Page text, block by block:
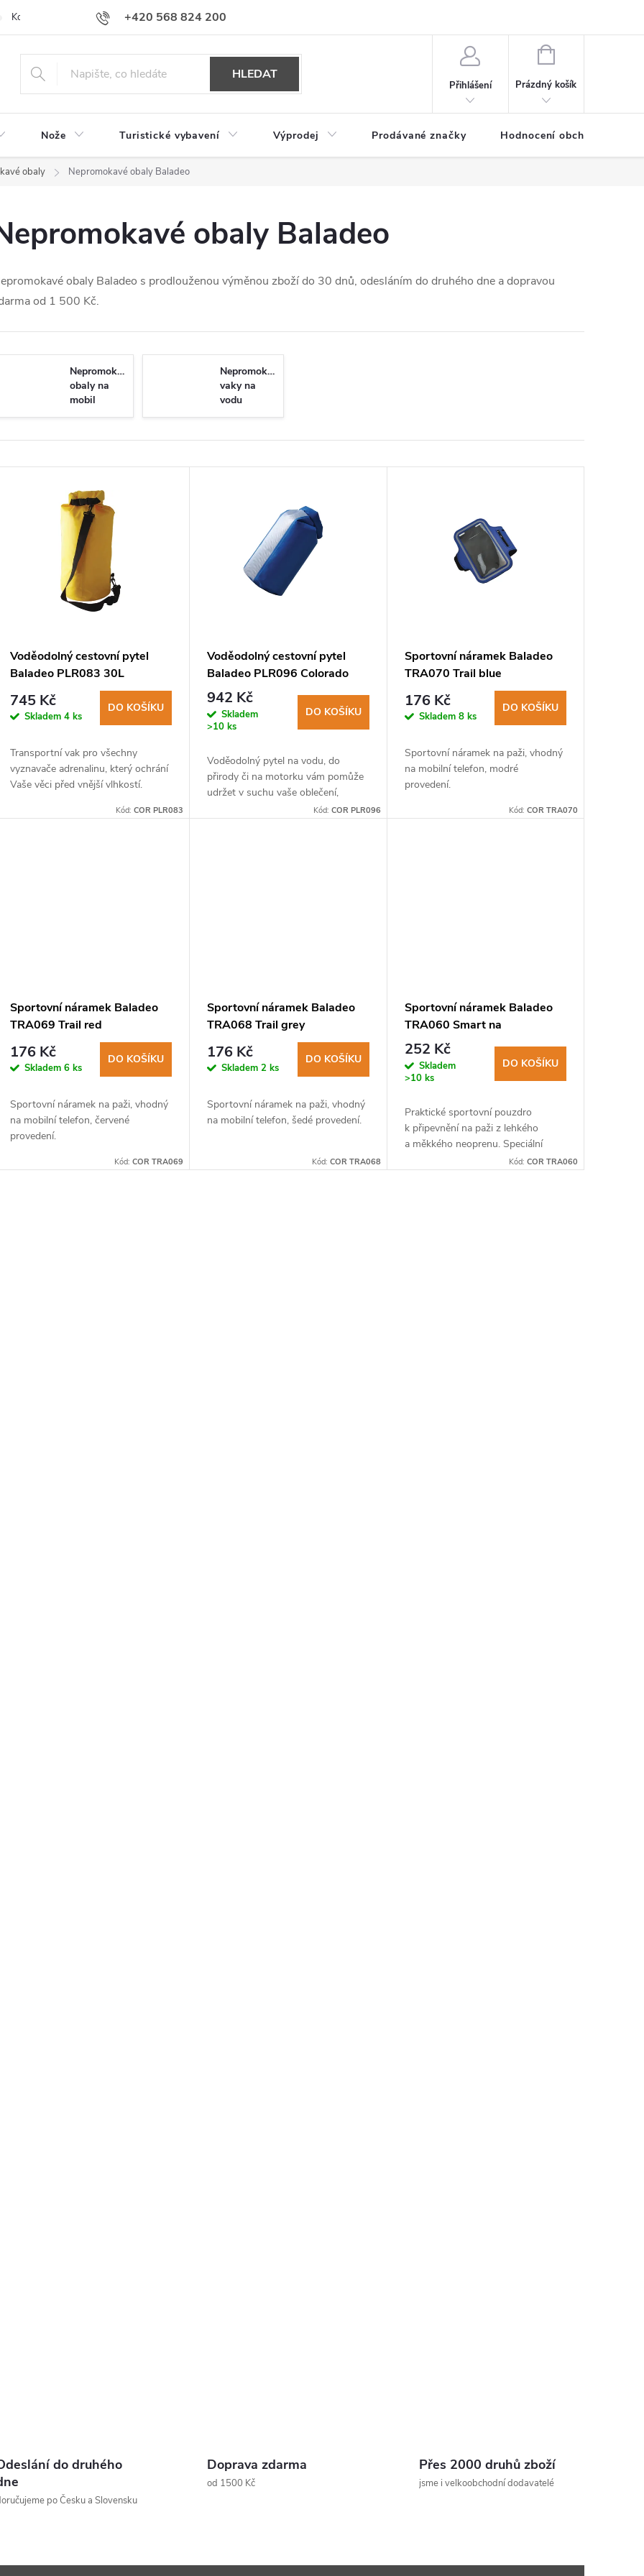
+420 568 824 200
Kontakty Doprava a platba Hodnocení obchodu
HLEDAT
Přihlášení
NÁKUPNÍ
Prázdný košík
Nože Turistické vybavení Výprodej Prodávané značky Hodnocení obchodu
obaly Nepromokavé obaly Baladeo
obaly Baladeo
obaly Baladeo s prodlouženou výměnou zboží do 30 dnů, odesláním do druhého dne a dopravou
od 1 500 Kč.
Nepromokavé
obaly na
mobil
Nepromokavé
vaky na
vodu
Voděodolný cestovní pytel
Baladeo PLR083 30L
745 Kč
Skladem 4 ks
DO KOŠÍKU
Transportní vak pro všechny
vyznavače adrenalinu, který ochrání
Vaše věci před vnější vlhkostí.
cyklisty, motorkáře a vůbec.
Kód:COR PLR083
Voděodolný cestovní pytel
Baladeo PLR096 Colorado
30L
942 Kč
Skladem
>10 ks
DO KOŠÍKU
Voděodolný pytel na vodu, do
přirody či na motorku vám pomůže
udržet v suchu vaše oblečení,
Kód: COR PLR096
Sportovní náramek Baladeo
TRA070 Trail blue
176 Kč
Skladem 8 ks
DO KOŠÍKU
Sportovní náramek na paži, vhodný
na mobilní telefon, modré
provedení.
Kód: COR TRA070
Sportovní náramek Baladeo
TRA069 Trail red
176 Kč
Skladem 6 ks
DO KOŠÍKU
Sportovní náramek na paži, vhodný
na mobilní telefon, červené
provedení.
Kód:COR TRA069
Sportovní náramek Baladeo
TRA068 Trail grey
176 Kč
Skladem2 ks
DO KOŠÍKU
Sportovní náramek na paži, vhodný
na mobilní telefon, šedé provedení.
Kód: COR TRA068
Sportovní náramek Baladeo
TRA060 Smart na
smartphone šedý
252 Kč
Skladem
>10 ks
DO KOŠÍKU
Praktické sportovní pouzdro
k připevnění na paži z lehkého
a měkkého neoprenu. Speciální
průhledné čelní PVC fólii umožňuje
Kód: COR TRA060
do druhého
po Česku a Slovensku
Doprava zdarma
od 1500 Kč
Přes 2000 druhů zboží
jsme i velkoobchodní dodavatelé